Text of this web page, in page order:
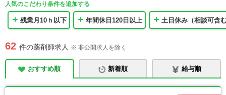
人気のこだわり条件を追加する
残業月10ｈ以下 年間休日120日以上 土日休み（相談可含
62 件の薬剤師求人 ※ 非公開求人を除く
おすすめ順 新着順 給与順